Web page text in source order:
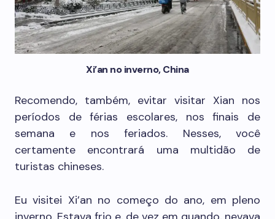
Xi’an no inverno, China
Recomendo, também, evitar visitar Xian nos
períodos de férias escolares, nos finais de
semana e nos feriados. Nesses, você
certamente encontrará uma multidão de
turistas chineses.
Eu visitei Xi’an no começo do ano, em pleno